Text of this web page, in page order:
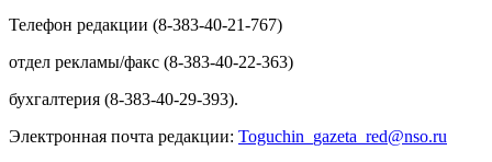
Телефон редакции (8-383-40-21-767)
отдел рекламы/факс (8-383-40-22-363)
бухгалтерия (8-383-40-29-393).
Электронная почта редакции: Toguchin gazeta red@nso.ru